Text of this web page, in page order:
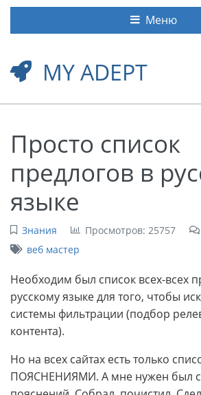
MY ADEPT
Меню
Просто список
предлогов в
языке
Знания Просмотров: 25757
веб мастер
Необходим был список всех-всех
русскому языке для того, чтобы
системы фильтрации (подбор
контента).
Но на всех сайтах есть только
ПОЯСНЕНИЯМИ. А мне нужен был